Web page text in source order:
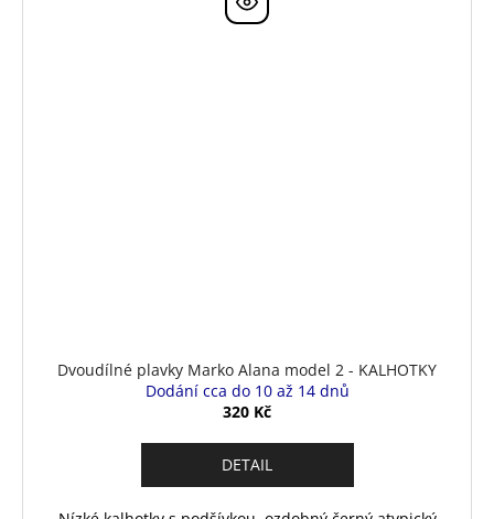
Dvoudílné plavky Marko Alana model 2 - KALHOTKY
Dodání cca do 10 až 14 dnů
320 Kč
DETAIL